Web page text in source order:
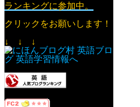
ランキングに参加中。
クリックをお願いします！
↓ ↓ ↓